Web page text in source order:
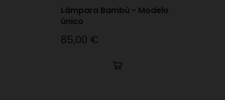
Lámpara Bambú - Modelo
único
Precio
85,00 €